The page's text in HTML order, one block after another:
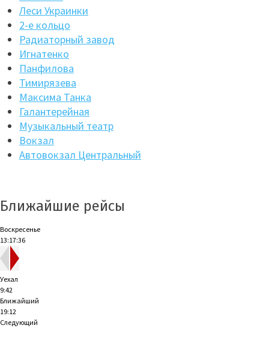
Леси Украинки
2-е кольцо
Радиаторный завод
Игнатенко
Панфилова
Тимирязева
Максима Танка
Галантерейная
Музыкальный театр
Вокзал
Автовокзал Центральный
Ближайшие рейсы
Воскресенье
13:17:37
Уехал
9:42
Ближайший
19:12
Следующий